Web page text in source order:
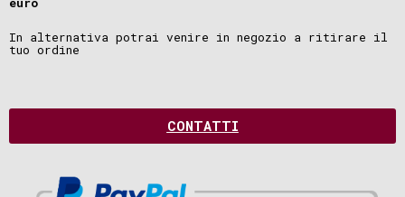
In alternativa potrai venire in negozio a ritirare il
tuo ordine
CONTATTI